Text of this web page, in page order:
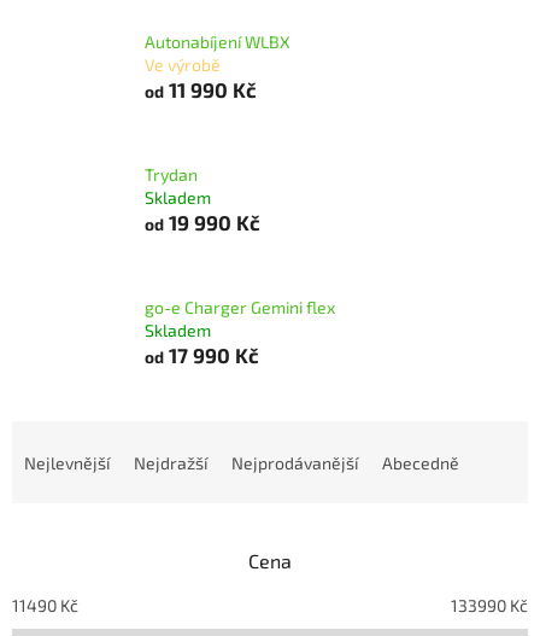
Autonabíjení WLBX
Ve výrobě
od 11 990 Kč
Trydan
Skladem
od 19 990 Kč
go-e Charger Gemini flex
Skladem
od 17 990 Kč
p
r
Nejlevnější Nejdražší Nejprodávanější Abecedně
Cena
11490 Kč 133990 Kč